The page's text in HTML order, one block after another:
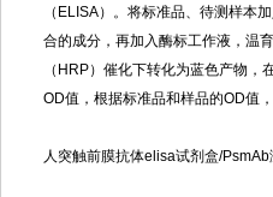
（ELISA）。将标准品、待测样本
合的成分，再加入酶标工作液，温
（HRP）催化下转化为蓝色产物
OD值，根据标准品和样品的OD值
人突触前膜抗体elisa试剂盒/